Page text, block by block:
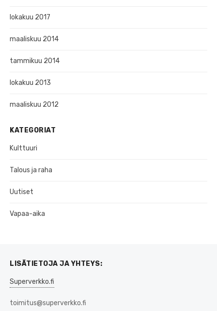
lokakuu 2017
maaliskuu 2014
tammikuu 2014
lokakuu 2013
maaliskuu 2012
KATEGORIAT
Kulttuuri
Talous ja raha
Uutiset
Vapaa-aika
LISÄTIETOJA JA YHTEYS:
Superverkko.fi
toimitus@superverkko.fi